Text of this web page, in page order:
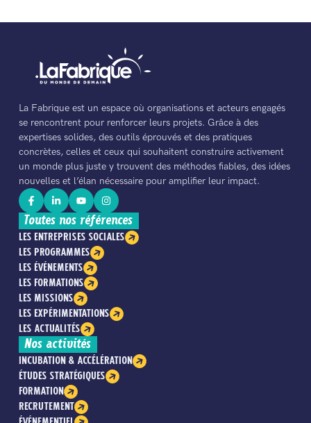
La Fabrique est un espace où organisations et acteurs engagés
se rencontrent pour renforcer leurs projets. Grâce à des
expertises solides, des outils éprouvés et des pratiques
concrètes, celles et ceux qui souhaitent construire activement
un monde plus juste y trouvent des méthodes fiables, des idées
nouvelles et l’élan nécessaire pour amplifier leur impact.
Toutes nos références
LES ENTREPRISES SOCIALES
LES PROGRAMMES
LES ÉVÉNEMENTS
LES FORMATIONS
LES MISSIONS
LES EXPÉRIMENTATIONS
LES ACTUALITÉS
Nos activités
INCUBATION & ACCÉLÉRATION
ÉTUDES STRATÉGIQUES
FORMATION
RECRUTEMENT